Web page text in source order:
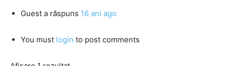
Guest a răspuns 16 ani ago
You must login to post comments